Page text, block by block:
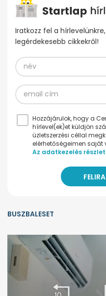
Iratkozz fel a
legérdekesebb cikkekről!
Hozzájárulok, hogy a
hírlevel(ek)et küldjön
üzletszerzési céllal
elérhetőségeimen
Az adatkezelés
BUSZBALESET